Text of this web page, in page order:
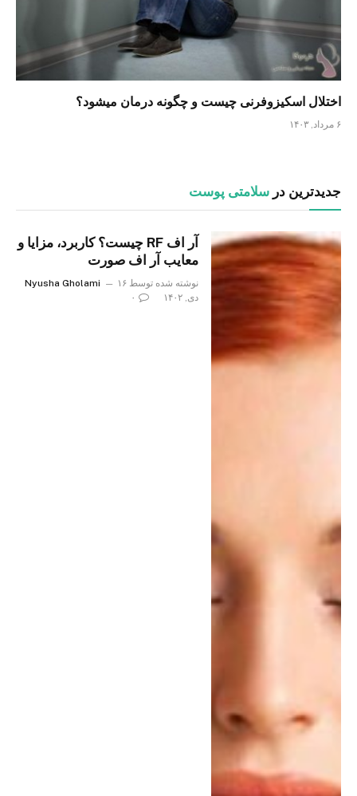
اختلال اسکیزوفرنی چیست و چگونه درمان میشود؟
۶ مرداد, ۱۴۰۳
جدیدترین در سلامتی پوست
آر اف RF چیست؟ کاربرد، مزایا و
معایب آر اف صورت
نوشته شده توسط Nyusha Gholami
۱۶
دی, ۱۴۰۲
۰